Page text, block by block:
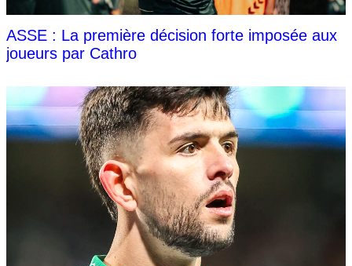
ASSE : La première décision forte imposée aux
joueurs par Cathro